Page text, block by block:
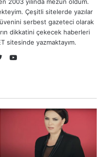
Çeşitli sitelerde yazılar
serbest gazeteci olarak
dikkatini çekecek haberleri
sitesinde yazmaktayım.
YouTube